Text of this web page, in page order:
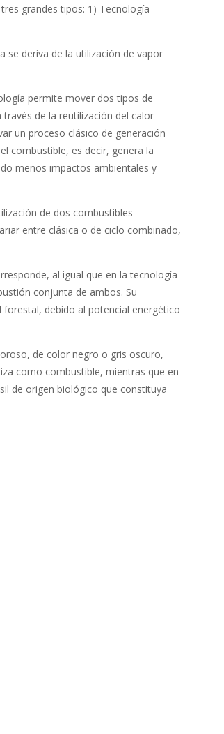
grandes tipos: 1) Tecnología
se deriva de la utilización de vapor
permite mover dos tipos de
de la reutilización del calor
un proceso clásico de generación
combustible, es decir, genera la
menos impactos ambientales y
de dos combustibles
entre clásica o de ciclo combinado,
al igual que en la tecnología
conjunta de ambos. Su
debido al potencial energético
de color negro o gris oscuro,
como combustible, mientras que en
de origen biológico que constituya